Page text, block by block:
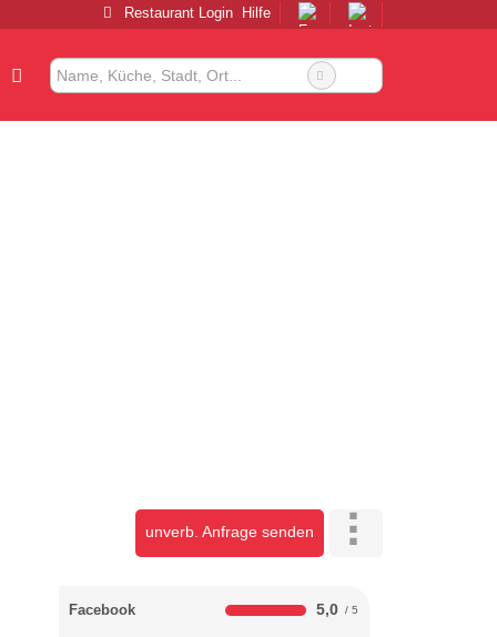
Restaurant Login Hilfe
unverb. Anfrage senden
Facebook 5,0